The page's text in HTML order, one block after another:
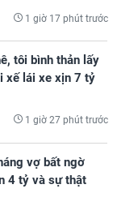
1 giờ 17 phút trước
tôi bình thản lấy
xế lái xe xịn 7 tỷ
1 giờ 27 phút trước
vợ bất ngờ
4 tỷ và sự thật